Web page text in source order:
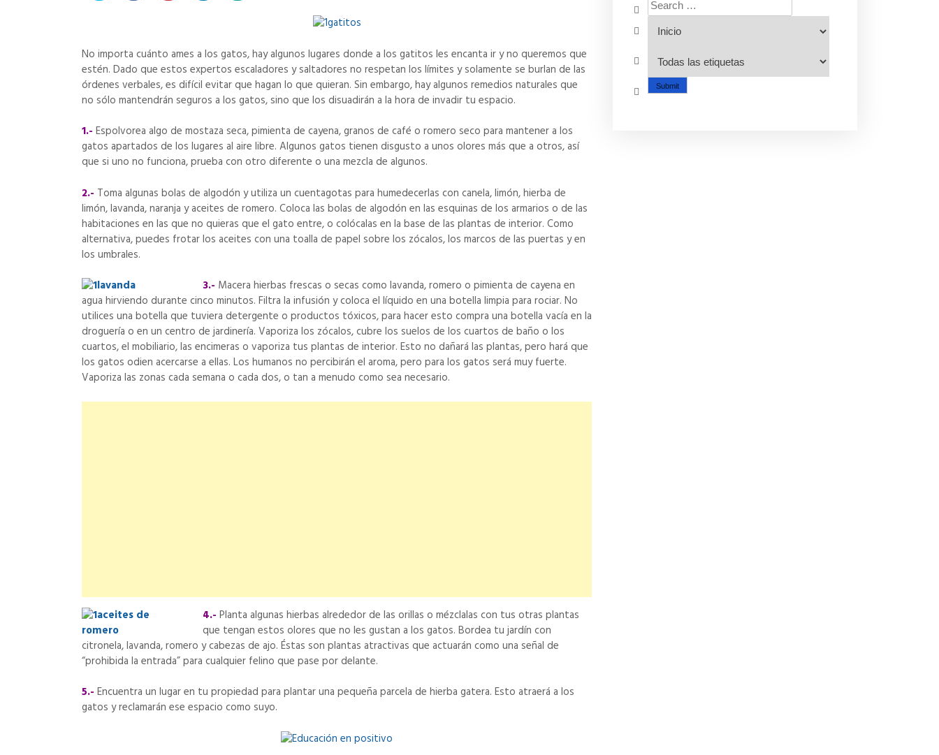
No importa cuánto ames a los gatos, hay algunos lugares donde a los gatitos les encanta ir y no queremos que
estén. Dado que estos expertos escaladores y saltadores no respetan los límites y solamente se burlan de las
órdenes verbales, es difícil evitar que hagan lo que quieran. Sin embargo, hay algunos remedios naturales que
no sólo mantendrán seguros a los gatos, sino que los disuadirán a la hora de invadir tu espacio.
1.- Espolvorea algo de mostaza seca, pimienta de cayena, granos de café o romero seco para mantener a los
gatos apartados de los lugares al aire libre. Algunos gatos tienen disgusto a unos olores más que a otros, así
que si uno no funciona, prueba con otro diferente o una mezcla de algunos.
2.- Toma algunas bolas de algodón y utiliza un cuentagotas para humedecerlas con canela, limón, hierba de
limón, lavanda, naranja y aceites de romero. Coloca las bolas de algodón en las esquinas de los armarios o de las
habitaciones en las que no quieras que el gato entre, o colócalas en la base de las plantas de interior. Como
alternativa, puedes frotar los aceites con una toalla de papel sobre los zócalos, los marcos de las puertas y en
los umbrales.
3.- Macera hierbas frescas o secas como lavanda, romero o pimienta de cayena en
agua hirviendo durante cinco minutos. Filtra la infusión y coloca el líquido en una botella limpia para rociar. No
utilices una botella que tuviera detergente o productos tóxicos, para hacer esto compra una botella vacía en la
droguería o en un centro de jardinería. Vaporiza los zócalos, cubre los suelos de los cuartos de baño o los
cuartos, el mobiliario, las encimeras o vaporiza tus plantas de interior. Esto no dañará las plantas, pero hará que
los gatos odien acercarse a ellas. Los humanos no percibirán el aroma, pero para los gatos será muy fuerte.
Vaporiza las zonas cada semana o cada dos, o tan a menudo como sea necesario.
4.- Planta algunas hierbas alrededor de las orillas o mézclalas con tus otras plantas
que tengan estos olores que no les gustan a los gatos. Bordea tu jardín con
citronela, lavanda, romero y cabezas de ajo. Éstas son plantas atractivas que actuarán como una señal de
“prohibida la entrada” para cualquier felino que pase por delante.
5.- Encuentra un lugar en tu propiedad para plantar una pequeña parcela de hierba gatera. Esto atraerá a los
gatos y reclamarán ese espacio como suyo.